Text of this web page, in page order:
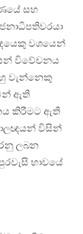
සහ
වශයෙන්
විවේචනය
වැන්නෙකු
ඇති
කිරීමට ඇති
විසින්
ලබන
භාවයේ